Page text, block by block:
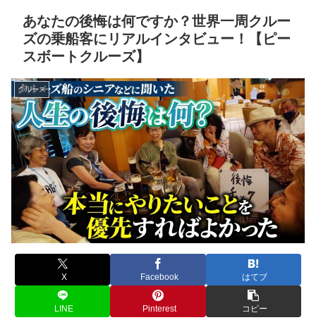
あなたの後悔は何ですか？世界一周クルー
ズの乗船客にリアルインタビュー！【ピー
スボートクルーズ】
クルーズ
X Facebook はてブ
LINE Pinterest コピー